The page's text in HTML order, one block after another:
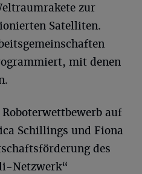
zur
Satelliten.
mit denen
auf
Schillings und Fiona
des
Netzwerk“